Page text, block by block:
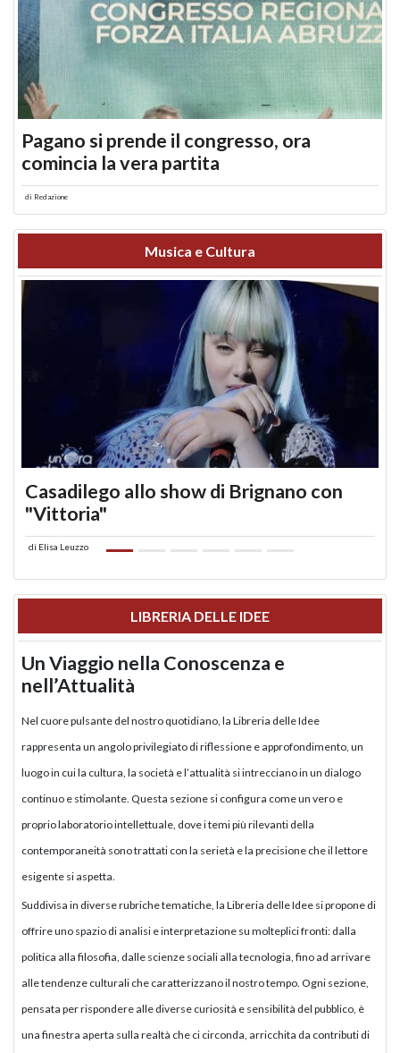
Pagano si prende il congresso, ora
comincia la vera partita
di Redazione
Musica e Cultura
Casadilego allo show di Brignano con
"Vittoria"
di Elisa Leuzzo
LIBRERIA DELLE IDEE
Un Viaggio nella Conoscenza e
nell’Attualità
Nel cuore pulsante del nostro quotidiano, la Libreria delle Idee
rappresenta un angolo privilegiato di riflessione e approfondimento, un
luogo in cui la cultura, la società e l’attualità si intrecciano in un dialogo
continuo e stimolante. Questa sezione si configura come un vero e
proprio laboratorio intellettuale, dove i temi più rilevanti della
contemporaneità sono trattati con la serietà e la precisione che il lettore
esigente si aspetta.
Suddivisa in diverse rubriche tematiche, la Libreria delle Idee si propone di
offrire uno spazio di analisi e interpretazione su molteplici fronti: dalla
politica alla filosofia, dalle scienze sociali alla tecnologia, fino ad arrivare
alle tendenze culturali che caratterizzano il nostro tempo. Ogni sezione,
pensata per rispondere alle diverse curiosità e sensibilità del pubblico, è
una finestra aperta sulla realtà che ci circonda, arricchita da contributi di